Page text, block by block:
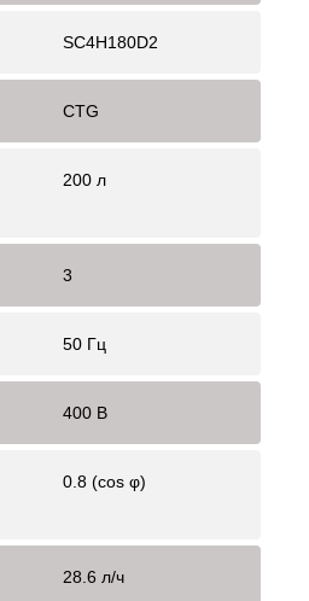
SC4H180D2
CTG
200 л
3
50 Гц
400 В
0.8 (cos φ)
28.6 л/ч